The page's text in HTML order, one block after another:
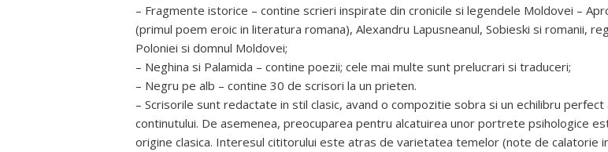
– Fragmente istorice – contine scrieri inspirate din cronicile si legendele Moldovei –
(primul poem eroic in literatura romana), Alexandru Lapusneanul, Sobieski si romanii,
Poloniei si domnul Moldovei;
– Neghina si Palamida – contine poezii; cele mai multe sunt prelucrari si traduceri;
– Negru pe alb – contine 30 de scrisori la un prieten.
– Scrisorile sunt redactate in stil clasic, avand o compozitie sobra si un echilibru perfect
continutului. De asemenea, preocuparea pentru alcatuirea unor portrete psihologice
origine clasica. Interesul cititorului este atras de varietatea temelor (note de calatorie